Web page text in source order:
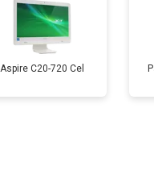
Aspire C20-720 Cel